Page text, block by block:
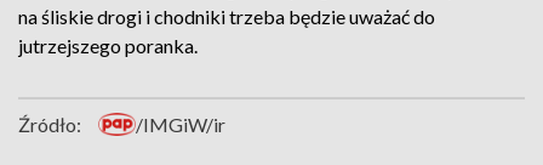
na śliskie drogi i chodniki trzeba będzie uważać do
jutrzejszego poranka.
Źródło: /IMGiW/ir